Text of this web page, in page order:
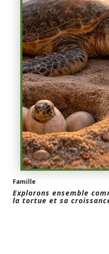
Famille
Explorons ensemble
la tortue et sa